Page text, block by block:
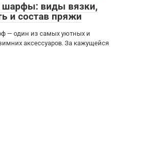
шарфы: виды вязки,
и состав пряжи
— один из самых уютных и
аксессуаров. За кажущейся